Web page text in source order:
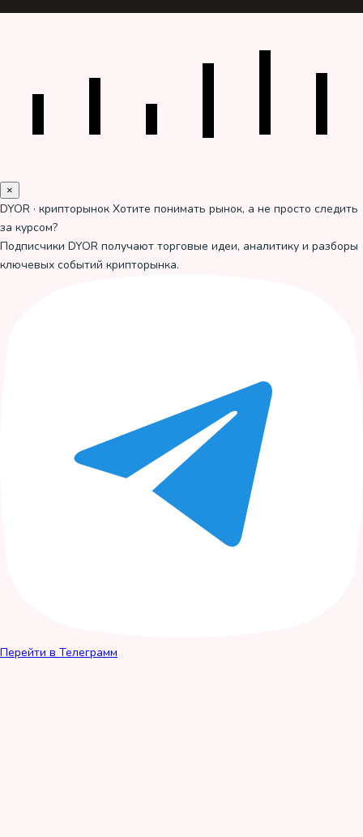
×
DYOR · крипторынок Хотите понимать рынок, а не просто следить
за курсом?
Подписчики DYOR получают торговые идеи, аналитику и разборы
ключевых событий крипторынка.
Перейти в Телеграмм